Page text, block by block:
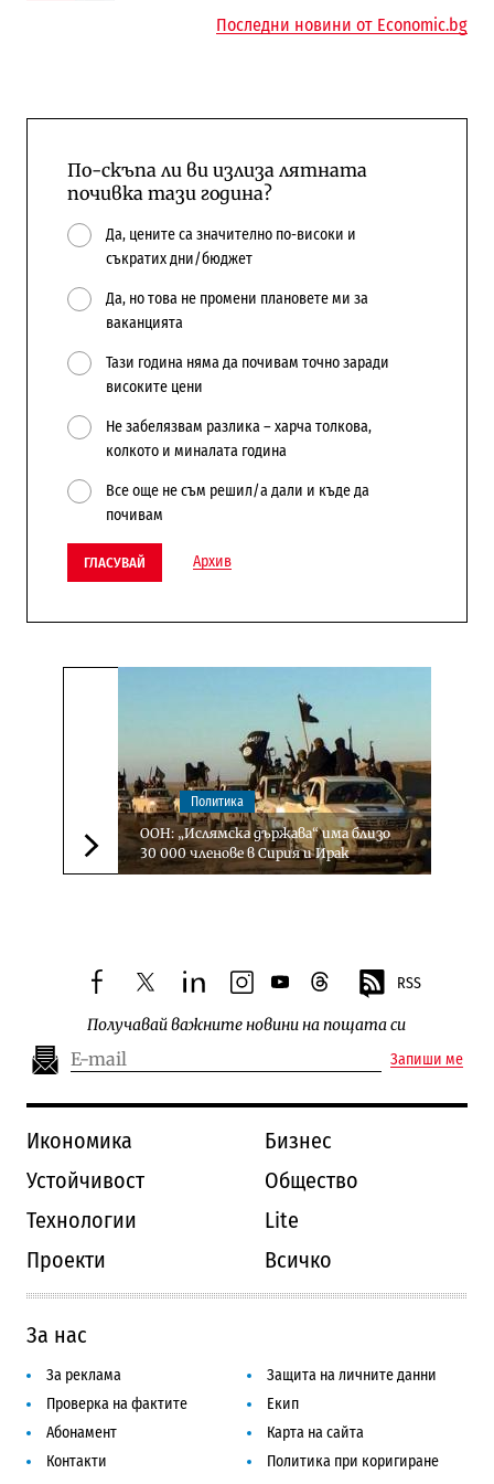
Последни новини от Economic.bg
По-скъпа ли ви излиза лятната
почивка тази година?
Да, цените са значително по-високи и
съкратих дни/бюджет
Да, но това не промени плановете ми за
ваканцията
Тази година няма да почивам точно заради
високите цени
Не забелязвам разлика – харча толкова,
колкото и миналата година
Все още не съм решил/а дали и къде да
почивам
ГЛАСУВАЙ Архив
Следваща новина
Политика
ООН: „Ислямска държава“ има близо
30 000 членове в Сирия и Ирак
facebooktwitterlinkedininstagram
youtubethreads RSS
Получавай важните новини на пощата си
Запиши ме
Икономика
Бизнес
Устойчивост
Общество
Технологии
Lite
Проекти
Всичко
За нас
За реклама
Защита на личните данни
Проверка на фактите
Екип
Абонамент
Карта на сайта
Контакти
Политика при коригиране